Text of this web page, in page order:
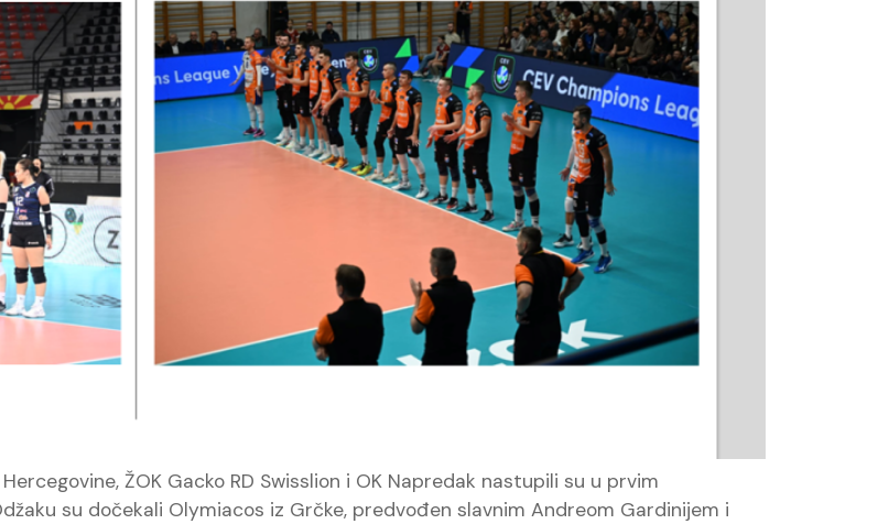
ŽOK Gacko RD Swisslion i OK Napredak nastupili su u prvim
su dočekali Olymiacos iz Grčke, predvođen slavnim Andreom Gardinijem i